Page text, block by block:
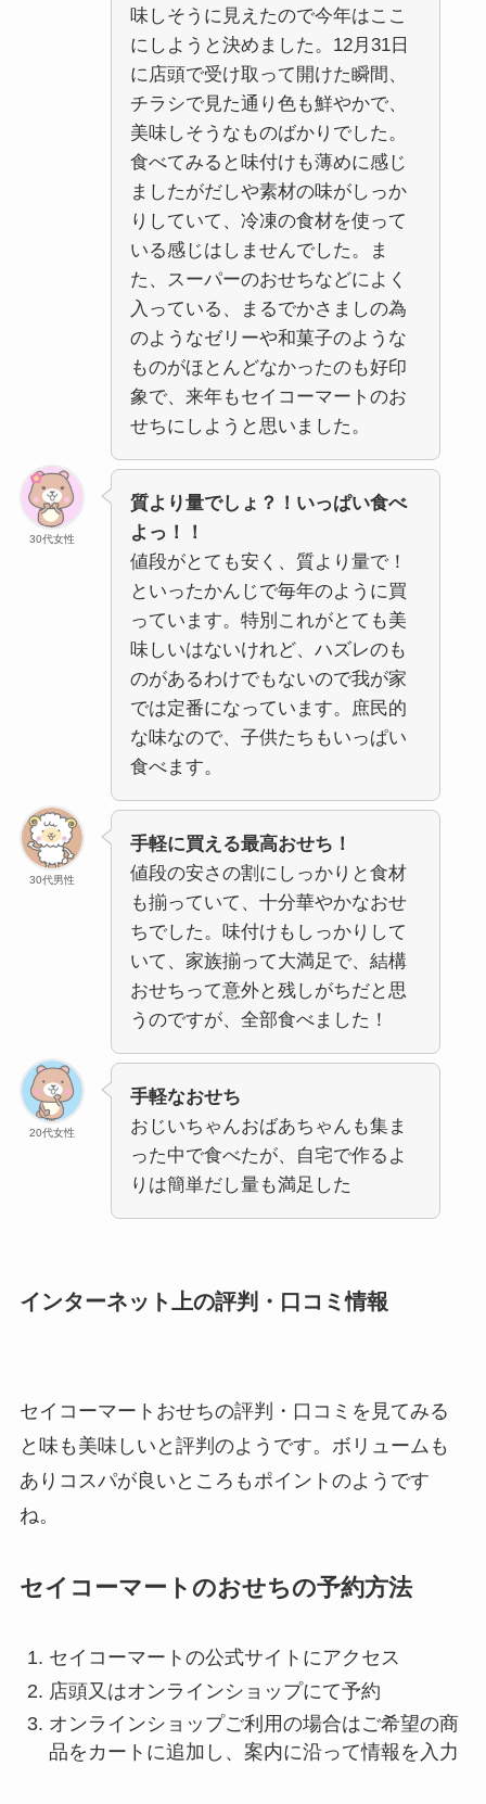
味しそうに見えたので今年はここ
にしようと決めました。12月31日
に店頭で受け取って開けた瞬間、
チラシで見た通り色も鮮やかで、
美味しそうなものばかりでした。
食べてみると味付けも薄めに感じ
ましたがだしや素材の味がしっか
りしていて、冷凍の食材を使って
いる感じはしませんでした。ま
た、スーパーのおせちなどによく
入っている、まるでかさましの為
のようなゼリーや和菓子のような
ものがほとんどなかったのも好印
象で、来年もセイコーマートのお
せちにしようと思いました。
30代女性
質より量でしょ？！いっぱい食べ
よっ！！
値段がとても安く、質より量で！
といったかんじで毎年のように買
っています。特別これがとても美
味しいはないけれど、ハズレのも
のがあるわけでもないので我が家
では定番になっています。庶民的
な味なので、子供たちもいっぱい
食べます。
30代男性
手軽に買える最高おせち！
値段の安さの割にしっかりと食材
も揃っていて、十分華やかなおせ
ちでした。味付けもしっかりして
いて、家族揃って大満足で、結構
おせちって意外と残しがちだと思
うのですが、全部食べました！
20代女性
手軽なおせち
おじいちゃんおばあちゃんも集ま
った中で食べたが、自宅で作るよ
りは簡単だし量も満足した
インターネット上の評判・口コミ情報
セイコーマートおせちの評判・口コミを見てみる
と味も美味しいと評判のようです。ボリュームも
ありコスパが良いところもポイントのようです
ね。
セイコーマートのおせちの予約方法
セイコーマートの公式サイトにアクセス
店頭又はオンラインショップにて予約
オンラインショップご利用の場合はご希望の商
品をカートに追加し、案内に沿って情報を入力